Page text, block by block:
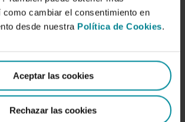
cambiar el consentimiento en
desde nuestra Política de Cookies.
Aceptar las cookies
Rechazar las cookies
María
con la Cartelera Turia